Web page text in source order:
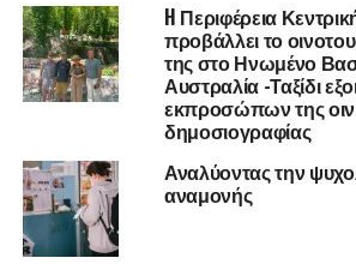
εξ αποστάσεως).
Για να υποβάλλετε αίτηση πατήστε εδώ.
RIS Talents: απευθύνεται σε
διδάκτορες και νέους
ενδιαφέρον στους τομείς της
παραγωγής και της διατροφής.
της υποτροφίας κυμαίνεται
H Περιφέρεια
προβάλλει το
της στο Ηνωμένο
Αυστραλία -Ταξίδι
εκπροσώπων της
δημοσιογραφίας
Αναλύοντας την
αναμονής